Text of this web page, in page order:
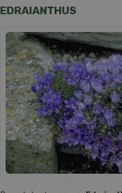
EDRAIANTHUS